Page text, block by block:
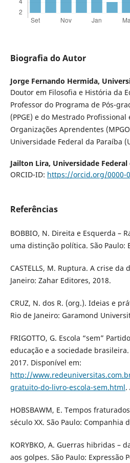
Biografia do Autor
Jorge Fernando Hermida,
Doutor em Filosofia e História da
Professor do Programa de Pós-
(PPGE) e do Mestrado Profissional
Organizações Aprendentes
Universidade Federal da Paraíba
Jailton Lira, Universidade Federal
ORCID-ID: https://orcid.org/0000-
Referências
BOBBIO, N. Direita e Esquerda –
uma distinção política. São Paulo:
CASTELLS, M. Ruptura. A crise
Janeiro: Zahar Editores, 2018.
CRUZ, N. dos R. (org.). Ideias e
Rio de Janeiro: Garamond
FRIGOTTO, G. Escola “sem”
educação e a sociedade
2017. Disponível em:
http://
gratuito-do-livro-escola-sem.html.
HOBSBAWM, E. Tempos
século XX. São Paulo: Companhia
KORYBKO, A. Guerras hibridas –
aos golpes. São Paulo: Expressão